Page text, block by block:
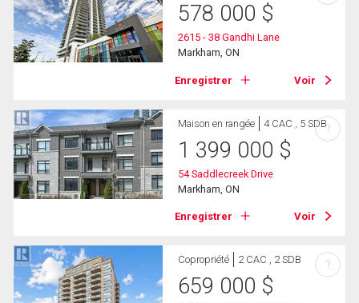
578 000 $
2615 - 38 Gandhi Lane
Markham, ON
Enregistrer Voir
Maison en rangée 4 CAC , 5 SDB
1 399 000 $
54 Saddlecreek Drive
Markham, ON
Enregistrer Voir
?
Copropriété 2 CAC , 2 SDB
659 000 $
?